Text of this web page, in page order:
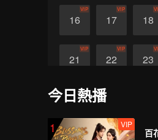
16
VIP
17
VIP
18
21
VIP
22
VIP
23
26
VIP
今日熱播
1 VIP
百